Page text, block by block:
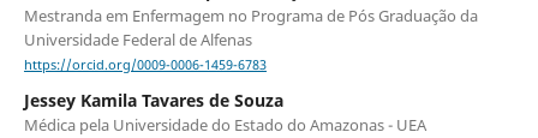
Mestranda em Enfermagem no Programa de Pós Graduação da
Universidade Federal de Alfenas
https://orcid.org/0009-0006-1459-6783
Jessey Kamila Tavares de Souza
Médica pela Universidade do Estado do Amazonas - UEA